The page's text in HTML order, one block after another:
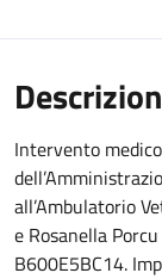
Intervento
all’Ambulatorio
e Rosanella
B600E5BC14.